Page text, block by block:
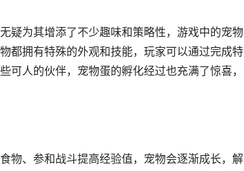
疑为其增添了不少趣味和策略性，游戏中的宠物
都拥有特殊的外观和技能，玩家可以通过完成特
人的伙伴，宠物蛋的孵化经过也充满了惊喜，
物、参和战斗提高经验值，宠物会逐渐成长，解